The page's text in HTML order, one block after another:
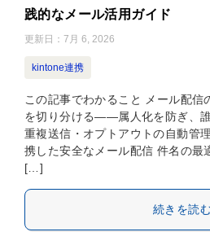
践的なメール活用ガイド
更新日： 7月 6, 2026
kintone連携
この記事でわかること メール配信
を切り分ける——属人化を防ぎ、
重複送信・オプトアウトの自動
携した安全なメール配信 件名の
[…]
続きを読